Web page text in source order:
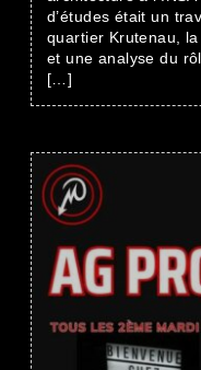
d’études était un
quartier Krutenau,
et une analyse du
[…]